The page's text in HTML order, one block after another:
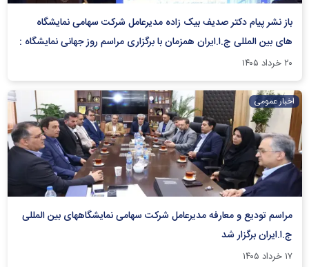
باز نشر پیام دکتر صدیف بیک زاده مدیرعامل شرکت سهامی نمایشگاه
های بین المللی ج.ا.ایران همزمان با برگزاری مراسم روز جهانی نمایشگاه :
۲۰ خرداد ۱۴۰۵
اخبار عمومی
مراسم تودیع و معارفه مدیرعامل شرکت سهامی نمایشگاههای بین المللی
ج.ا.ایران برگزار شد
۱۷ خرداد ۱۴۰۵